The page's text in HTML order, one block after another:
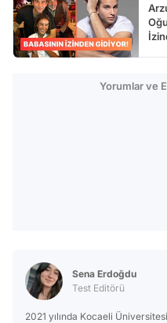
Yorumlar ve
Sena Erdoğdu
Test Editörü
2021 yılında Kocaeli